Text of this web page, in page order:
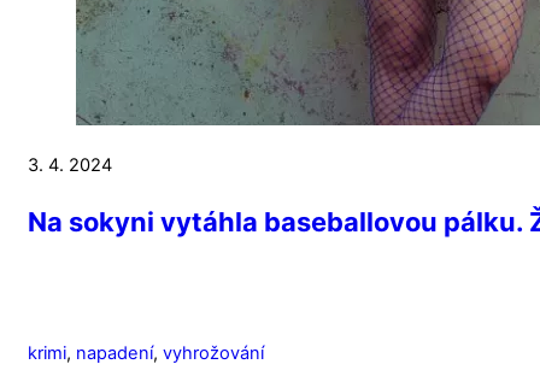
3. 4. 2024
Na sokyni vytáhla baseballovou pálku.
krimi, napadení, vyhrožování